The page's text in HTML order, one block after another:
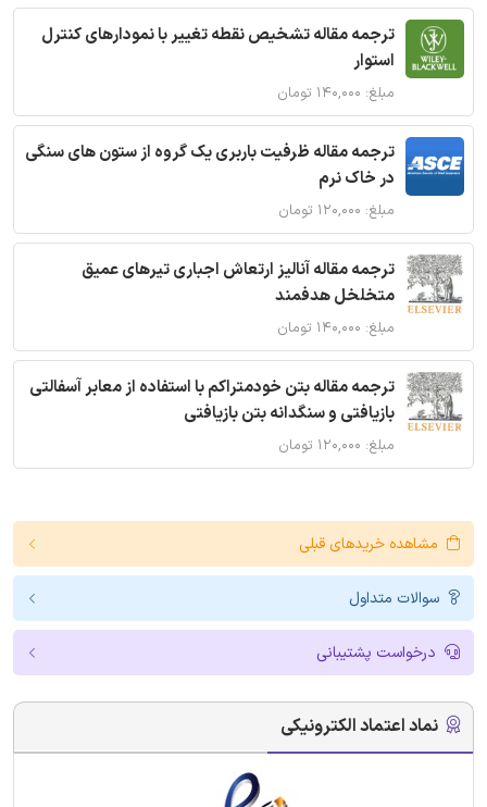
ترجمه مقاله تشخیص نقطه تغییر با نمودارهای کنترل
استوار
مبلغ: ۱۴۰,۰۰۰ تومان
ترجمه مقاله ظرفیت باربری یک گروه از ستون های سنگی
در خاک نرم
مبلغ: ۱۲۰,۰۰۰ تومان
ترجمه مقاله آنالیز ارتعاش اجباری تیرهای عمیق
متخلخل هدفمند
مبلغ: ۱۴۰,۰۰۰ تومان
ترجمه مقاله بتن خودمتراکم با استفاده از معابر آسفالتی
بازیافتی و سنگدانه بتن بازیافتی
مبلغ: ۱۲۰,۰۰۰ تومان
مشاهده خریدهای قبلی
سوالات متداول
درخواست پشتیبانی
نماد اعتماد الکترونیکی